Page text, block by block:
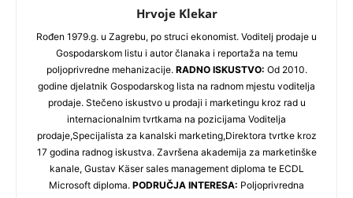
Hrvoje Klekar
Rođen 1979.g. u Zagrebu, po struci ekonomist. Voditelj prodaje u
Gospodarskom listu i autor članaka i reportaža na temu
poljoprivredne mehanizacije. RADNO ISKUSTVO: Od 2010.
godine djelatnik Gospodarskog lista na radnom mjestu voditelja
prodaje. Stečeno iskustvo u prodaji i marketingu kroz rad u
internacionalnim tvrtkama na pozicijama Voditelja
prodaje,Specijalista za kanalski marketing,Direktora tvrtke kroz
17 godina radnog iskustva. Završena akademija za marketinške
kanale, Gustav Käser sales management diploma te ECDL
Microsoft diploma. PODRUČJA INTERESA: Poljoprivredna